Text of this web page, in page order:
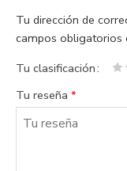
Tu dirección de
campos obligatorios
Tu clasificación
Tu reseña *